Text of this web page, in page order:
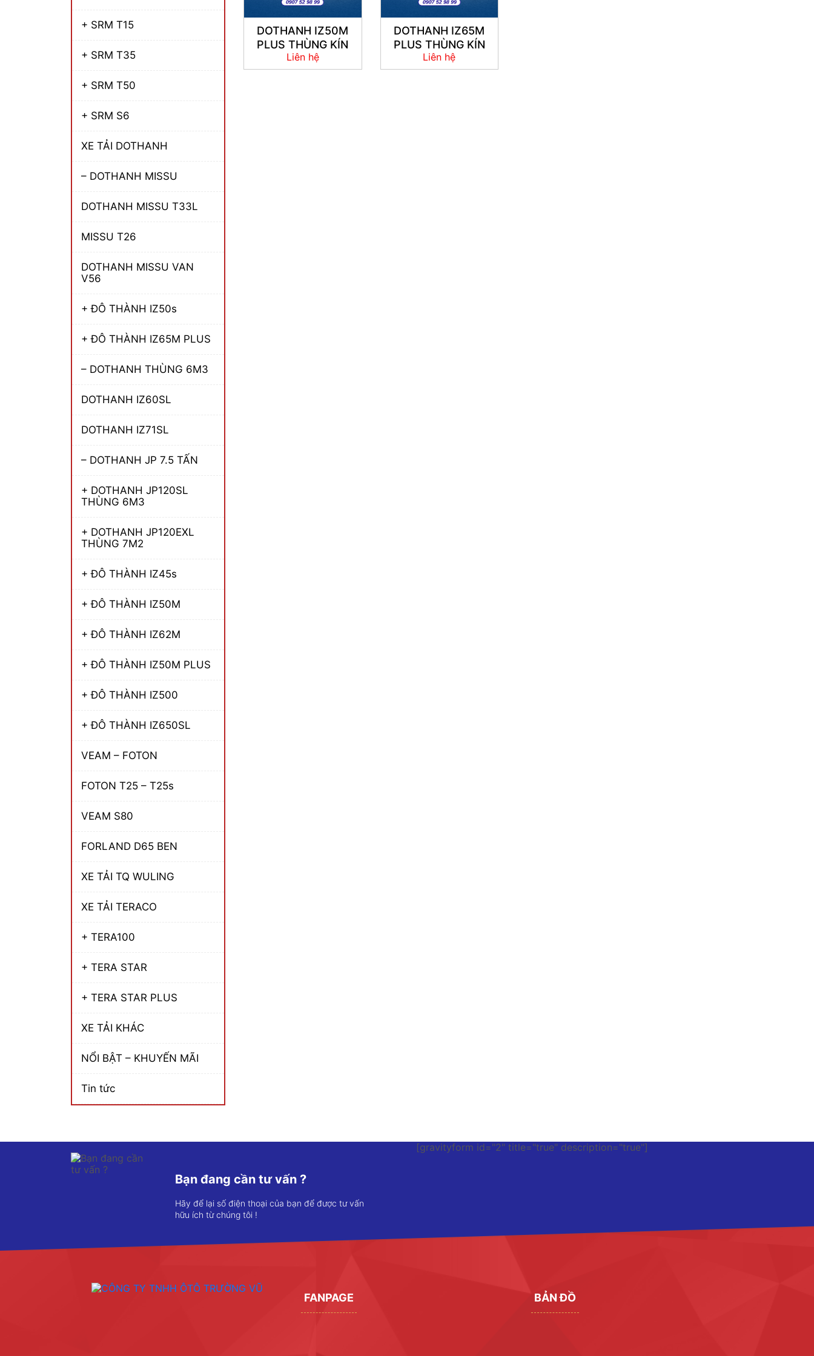
+ SRM T15
+ SRM T35
+ SRM T50
+ SRM S6
XE TẢI DOTHANH
– DOTHANH MISSU
DOTHANH MISSU T33L
MISSU T26
DOTHANH MISSU VAN
V56
+ ĐÔ THÀNH IZ50s
+ ĐÔ THÀNH IZ65M PLUS
– DOTHANH THÙNG 6M3
DOTHANH IZ60SL
DOTHANH IZ71SL
– DOTHANH JP 7.5 TẤN
+ DOTHANH JP120SL
THÙNG 6M3
+ DOTHANH JP120EXL
THÙNG 7M2
+ ĐÔ THÀNH IZ45s
+ ĐÔ THÀNH IZ50M
+ ĐÔ THÀNH IZ62M
+ ĐÔ THÀNH IZ50M PLUS
+ ĐÔ THÀNH IZ500
+ ĐÔ THÀNH IZ650SL
VEAM – FOTON
FOTON T25 – T25s
VEAM S80
FORLAND D65 BEN
XE TẢI TQ WULING
XE TẢI TERACO
+ TERA100
+ TERA STAR
+ TERA STAR PLUS
XE TẢI KHÁC
NỔI BẬT – KHUYẾN MÃI
Tin tức
DOTHANH IZ50M
PLUS THÙNG KÍN
Liên hệ
DOTHANH IZ65M
PLUS THÙNG KÍN
Liên hệ
Bạn đang cần tư vấn ?
Hãy để lại số điện thoại của bạn để được tư vấn
hữu ích từ chúng tôi !
[gravityform id="2" title="true" description="true"]
FANPAGE BẢN ĐỒ